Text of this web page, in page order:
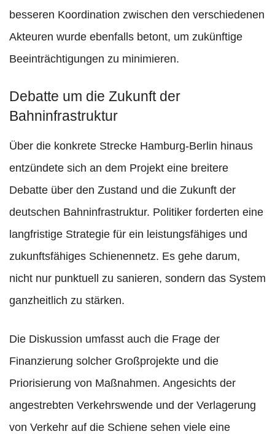
besseren Koordination zwischen den verschiedenen
Akteuren wurde ebenfalls betont, um zukünftige
Beeinträchtigungen zu minimieren.
Debatte um die Zukunft der
Bahninfrastruktur
Über die konkrete Strecke Hamburg-Berlin hinaus
entzündete sich an dem Projekt eine breitere
Debatte über den Zustand und die Zukunft der
deutschen Bahninfrastruktur. Politiker forderten eine
langfristige Strategie für ein leistungsfähiges und
zukunftsfähiges Schienennetz. Es gehe darum,
nicht nur punktuell zu sanieren, sondern das System
ganzheitlich zu stärken.
Die Diskussion umfasst auch die Frage der
Finanzierung solcher Großprojekte und die
Priorisierung von Maßnahmen. Angesichts der
angestrebten Verkehrswende und der Verlagerung
von Verkehr auf die Schiene sehen viele eine